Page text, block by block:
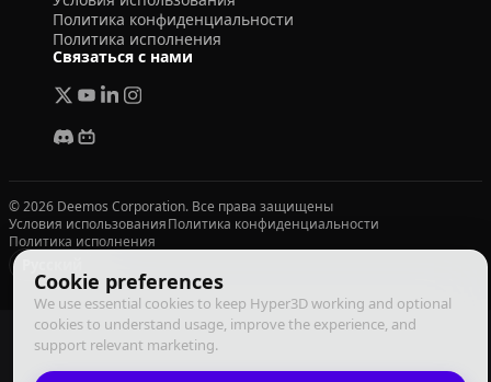
Cookie preferences
We use essential cookies to keep Hyper3D working and optional
cookies to understand usage, improve the experience, and
support relevant marketing.
Политика конфиденциальности
Политика исполнения
Связаться с нами
© 2026 Deemos Corporation. Все права защищены
Условия использованияПолитика конфиденциальности
Политика исполнения